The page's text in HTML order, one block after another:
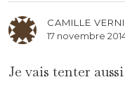
CAMILLE
17 novembre
Je vais tenter